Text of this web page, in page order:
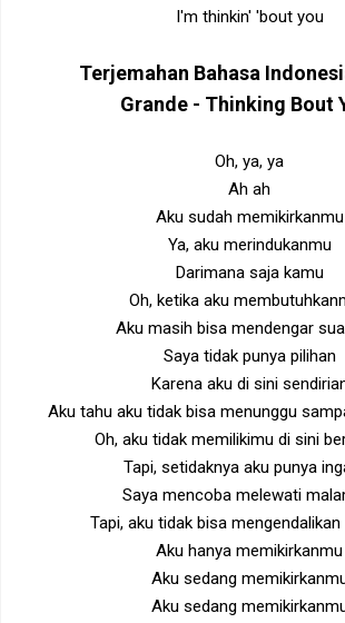
I'm thinkin' 'bout you
Terjemahan Bahasa
Grande - Thinking Bout
Oh, ya, ya
Ah ah
Aku sudah memikirkanmu
Ya, aku merindukanmu
Darimana saja kamu
Oh, ketika aku
Aku masih bisa mendengar
Saya tidak punya pilihan
Karena aku di sini
Aku tahu aku tidak bisa menunggu
Oh, aku tidak memilikimu di sini
Tapi, setidaknya aku punya
Saya mencoba melewati
Tapi, aku tidak bisa mengendalikan
Aku hanya memikirkanmu
Aku sedang
Aku sedang